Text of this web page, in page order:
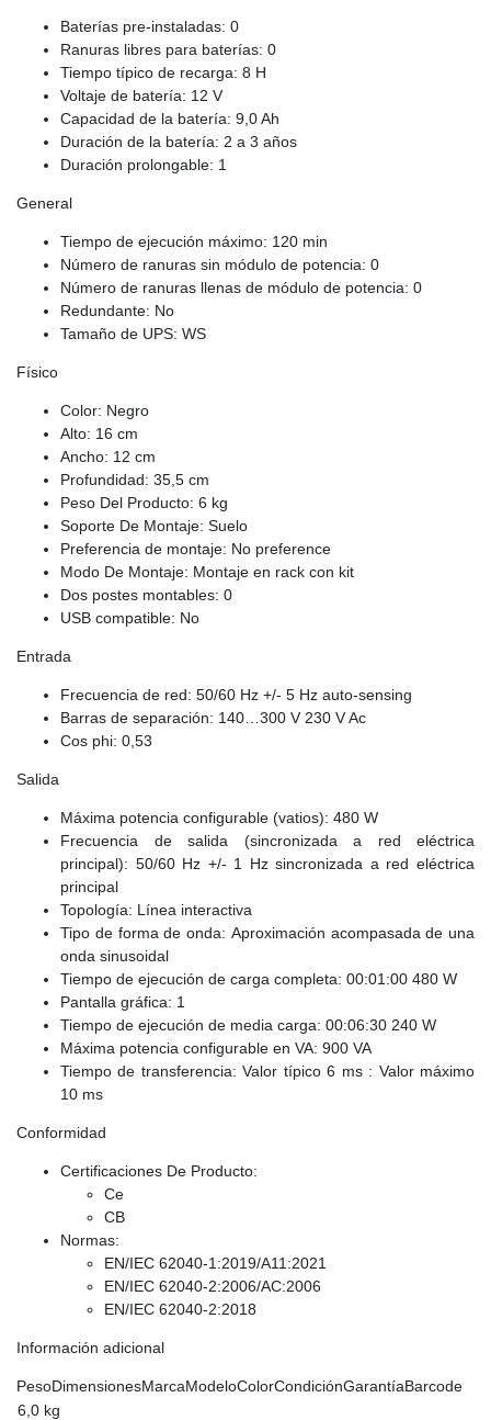
Baterías pre-instaladas: 0
Ranuras libres para baterías: 0
Tiempo típico de recarga: 8 H
Voltaje de batería: 12 V
Capacidad de la batería: 9,0 Ah
Duración de la batería: 2 a 3 años
Duración prolongable: 1
General
Tiempo de ejecución máximo: 120 min
Número de ranuras sin módulo de potencia: 0
Número de ranuras llenas de módulo de potencia: 0
Redundante: No
Tamaño de UPS: WS
Físico
Color: Negro
Alto: 16 cm
Ancho: 12 cm
Profundidad: 35,5 cm
Peso Del Producto: 6 kg
Soporte De Montaje: Suelo
Preferencia de montaje: No preference
Modo De Montaje: Montaje en rack con kit
Dos postes montables: 0
USB compatible: No
Entrada
Frecuencia de red: 50/60 Hz +/- 5 Hz auto-sensing
Barras de separación: 140…300 V 230 V Ac
Cos phi: 0,53
Salida
Máxima potencia configurable (vatios): 480 W
Frecuencia de salida (sincronizada a red eléctrica
principal): 50/60 Hz +/- 1 Hz sincronizada a red eléctrica
principal
Topología: Línea interactiva
Tipo de forma de onda: Aproximación acompasada de una
onda sinusoidal
Tiempo de ejecución de carga completa: 00:01:00 480 W
Pantalla gráfica: 1
Tiempo de ejecución de media carga: 00:06:30 240 W
Máxima potencia configurable en VA: 900 VA
Tiempo de transferencia: Valor típico 6 ms : Valor máximo
10 ms
Conformidad
Certificaciones De Producto:
Ce
CB
Normas:
EN/IEC 62040-1:2019/A11:2021
EN/IEC 62040-2:2006/AC:2006
EN/IEC 62040-2:2018
Información adicional
PesoDimensionesMarcaModeloColorCondiciónGarantíaBarcode
6,0 kg